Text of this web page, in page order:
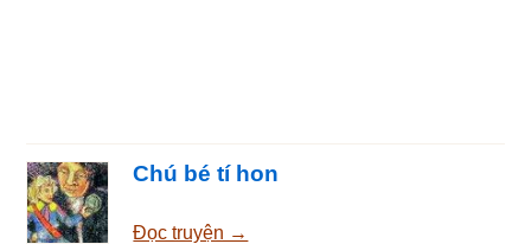
Chú bé tí hon
Đọc truyện →